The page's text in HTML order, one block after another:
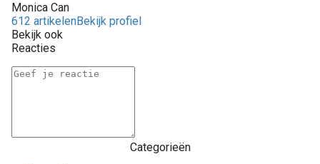
Monica Can
612 artikelenBekijk profiel
Bekijk ook
Reacties
Categorieën